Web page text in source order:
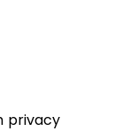
privacy